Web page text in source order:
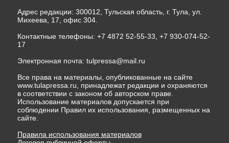
Адрес редакции: 300012, Тульская область, г. Тула, ул.
Михеева, 17, офис 304.
Контактные телефоны: +7 4872 52-55-33, +7 930-074-52-
17
Электронная почта: tulpressa@mail.ru
Все права на материалы, опубликованные на сайте
www.tulapressa.ru, принадлежат редакции и охраняются
в соответствии с законом об авторском праве.
Использование материалов допускается при
соблюдении Правил их использования, размещенных на
сайте.
Правила использования материалов